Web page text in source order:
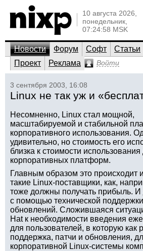
10 августа 2026,
понедельник,
07:24:58 MSK
Новости Форум Софт Статьи
Проект
Реклама Войти
3 сентября 2003, 16:08
Linux не так уж и
Несомненно, Linux стал мощной,
масштабируемой и стабильной
корпоративного использования.
удивительно, но стоимость его
близка к стоимости использования
корпоративных платформ.
Главным образом это происходит
такие Linux-поставщики, как,
тоже должны получать прибыль. И
с помощью технической
обновлений. Сложившаяся
Hat к необходимости введения
для пользователей, в которую как
поддержка, патчи и обновления,
корпоративной Linux-системы